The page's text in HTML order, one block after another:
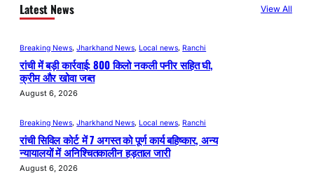
Latest News View All
Breaking News, Jharkhand News, Local news, Ranchi
रांची में बड़ी कार्रवाई: 800 किलो नकली पनीर सहित घी,
क्रीम और खोवा जब्त
August 6, 2026
Breaking News, Jharkhand News, Local news, Ranchi
रांची सिविल कोर्ट में 7 अगस्त को पूर्ण कार्य बहिष्कार, अन्य
न्यायालयों में अनिश्चितकालीन हड़ताल जारी
August 6, 2026